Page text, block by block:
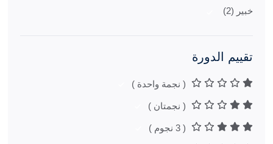
خبير (2)
تقييم الدورة
( نجمة واحدة )
( نجمتان )
( 3 نجوم )